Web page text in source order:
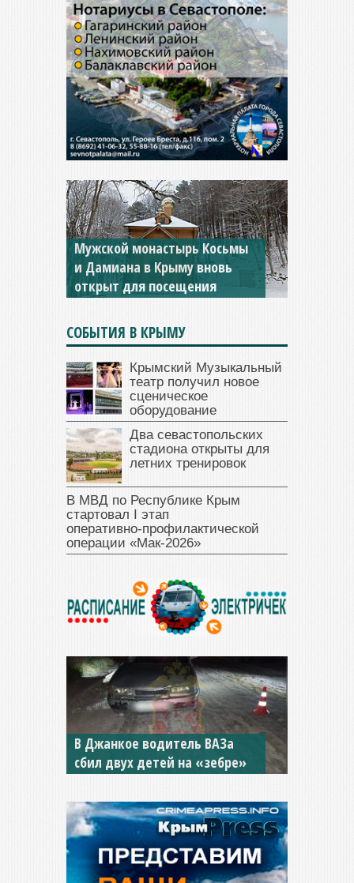
Мужской монастырь Косьмы
и Дамиана в Крыму вновь
открыт для посещения
СОБЫТИЯ В КРЫМУ
Крымский Музыкальный
театр получил новое
сценическое
оборудование
Два севастопольских
стадиона открыты для
летних тренировок
В МВД по Республике Крым
стартовал I этап
оперативно‑профилактической
операции «Мак‑2026»
В Джанкое водитель ВАЗа
сбил двух детей на «зебре»